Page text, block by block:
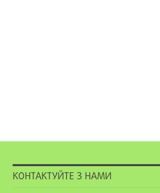
КОНТАКТУЙТЕ З НАМИ